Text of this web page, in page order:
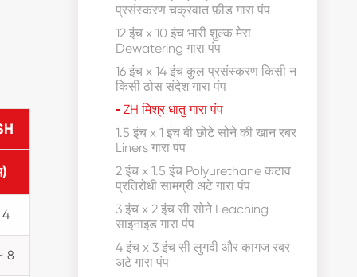
8
प्रसंस्करण चक्रवात फ़ीड गारा पंप
12 इंच x 10 इंच भारी शुल्क मेरा
Dewatering गारा पंप
16 इंच x 14 इंच कुल प्रसंस्करण किसी न
किसी ठोस संदेश गारा पंप
ZH मिश्र धातु गारा पंप
1.5 इंच x 1 इंच बी छोटे सोने की खान रबर
Liners गारा पंप
2 इंच x 1.5 इंच Polyurethane कटाव
प्रतिरोधी सामग्री अटे गारा पंप
3 इंच x 2 इंच सी सोने Leaching
साइनाइड गारा पंप
4 इंच x 3 इंच सी लुगदी और कागज रबर
अटे गारा पंप